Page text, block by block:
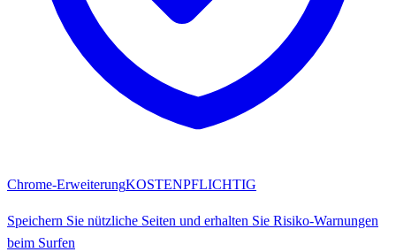
Chrome-ErweiterungKOSTENPFLICHTIG
Speichern Sie nützliche Seiten und erhalten Sie Risiko-Warnungen
beim Surfen